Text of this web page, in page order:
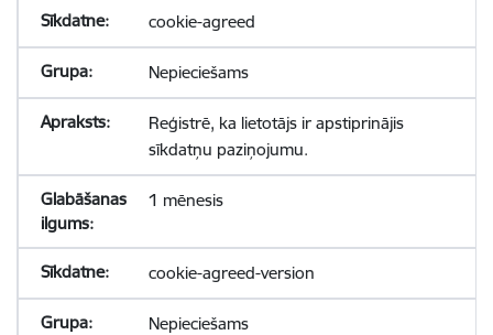
cookie-agreed
Nepieciešams
Reģistrē, ka lietotājs ir apstiprinājis
sīkdatņu paziņojumu.
1 mēnesis
cookie-agreed-version
Nepieciešams